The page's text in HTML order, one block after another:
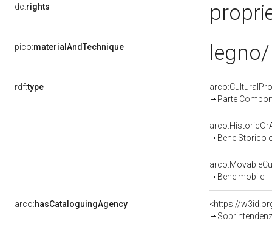
dc:rights
pico:materialAndTechnique
rdf:type
Parte
Bene Storico
Bene mobile
arco:hasCataloguingAgency
<https://